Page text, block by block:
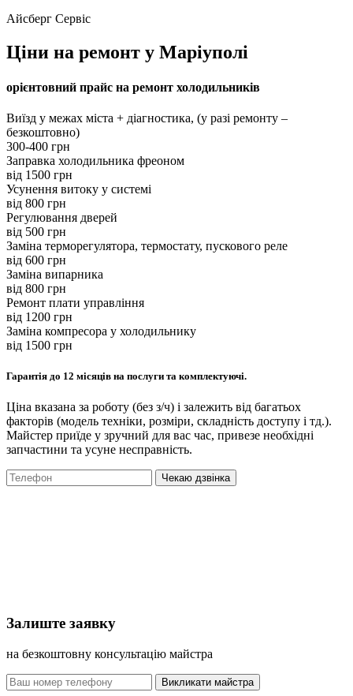
Айсберг Сервіс
Ціни на ремонт у Маріуполі
орієнтовний прайс на ремонт холодильників
Виїзд у межах міста + діагностика, (у разі ремонту –
безкоштовно)
300-400 грн
Заправка холодильника фреоном
від 1500 грн
Усунення витоку у системі
вiд 800 грн
Регулювання дверей
вiд 500 грн
Заміна терморегулятора, термостату, пускового реле
вiд 600 грн
Заміна випарника
вiд 800 грн
Ремонт плати управління
вiд 1200 грн
Заміна компресора у холодильнику
вiд 1500 грн
Гарантія до 12 місяців на послуги та комплектуючі.
Ціна вказана за роботу (без з/ч) і залежить від багатьох
факторів (модель техніки, розміри, складність доступу і тд.).
Майстер приїде у зручний для вас час, привезе необхідні
запчастини та усуне несправність.
Чекаю дзвінка
Залиште заявку
на безкоштовну консультацію майстра
Викликати майстра